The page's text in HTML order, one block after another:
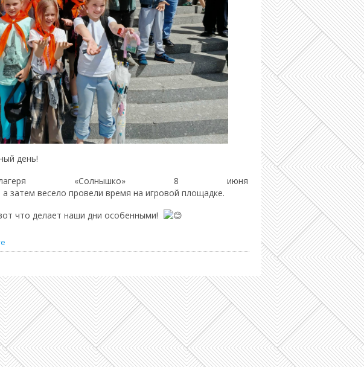
день!
«Солнышко» 8 июня
затем весело провели время на игровой площадке.
что делает наши дни особенными!